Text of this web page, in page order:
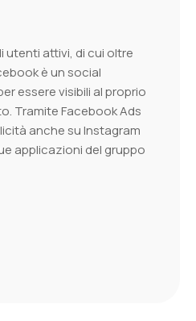
utenti attivi, di cui oltre
è un social
essere visibili al proprio
Tramite Facebook Ads
anche su Instagram
applicazioni del gruppo